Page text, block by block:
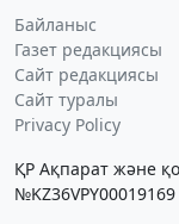
Байланыс
Газет редакциясы
Сайт редакциясы
Сайт туралы
Privacy Policy
ҚР Ақпарат және
№KZ36VPY00019169